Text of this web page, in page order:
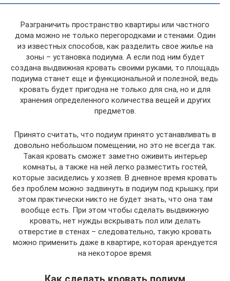
Разграничить пространство квартиры или частного
дома можно не только перегородками и стенами. Один
из известных способов, как разделить свое жилье на
зоны – установка подиума. А если под ним будет
создана выдвижная кровать своими руками, то площадь
подиума станет еще и функциональной и полезной, ведь
кровать будет пригодна не только для сна, но и для
хранения определенного количества вещей и других
предметов.
Принято считать, что подиум принято устанавливать в
довольно небольшом помещении, но это не всегда так.
Такая кровать сможет заметно оживить интерьер
комнаты, а также на ней легко разместить гостей,
которые засиделись у хозяев. В дневное время кровать
без проблем можно задвинуть в подиум под крышку, при
этом практически никто не будет знать, что она там
вообще есть. При этом чтобы сделать выдвижную
кровать, нет нужды вскрывать пол или делать
отверстие в стенах – следовательно, такую кровать
можно применить даже в квартире, которая арендуется
на некоторое время.